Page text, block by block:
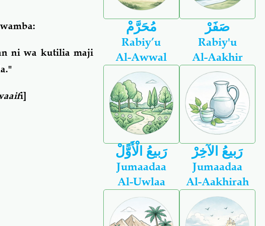
ni wa kutilia maji
i]
مُحَرَّمْ صَفَرْ
Rabiy’u
Al-Awwal
رَبيعُ الْأَوًّلْ
Rabiy'u
Al-Aakhir
رَبيعُ الآخِرْ
Jumaadaa
Al-Uwlaa
Jumaadaa
Al-Aakhirah